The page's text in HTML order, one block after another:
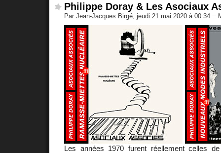
Philippe Doray & Les Asociaux
Par Jean-Jacques Birgé, jeudi 21 mai 2020 à 00:34 ::
Les années 1970 furent réellement celles